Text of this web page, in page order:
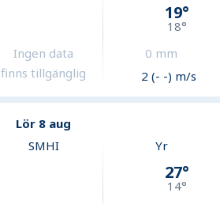
Ingen data
finns tillgänglig
19°
18°
0 mm
2 (- -) m/s
Lör 8 aug
SMHI Yr
27°
14°